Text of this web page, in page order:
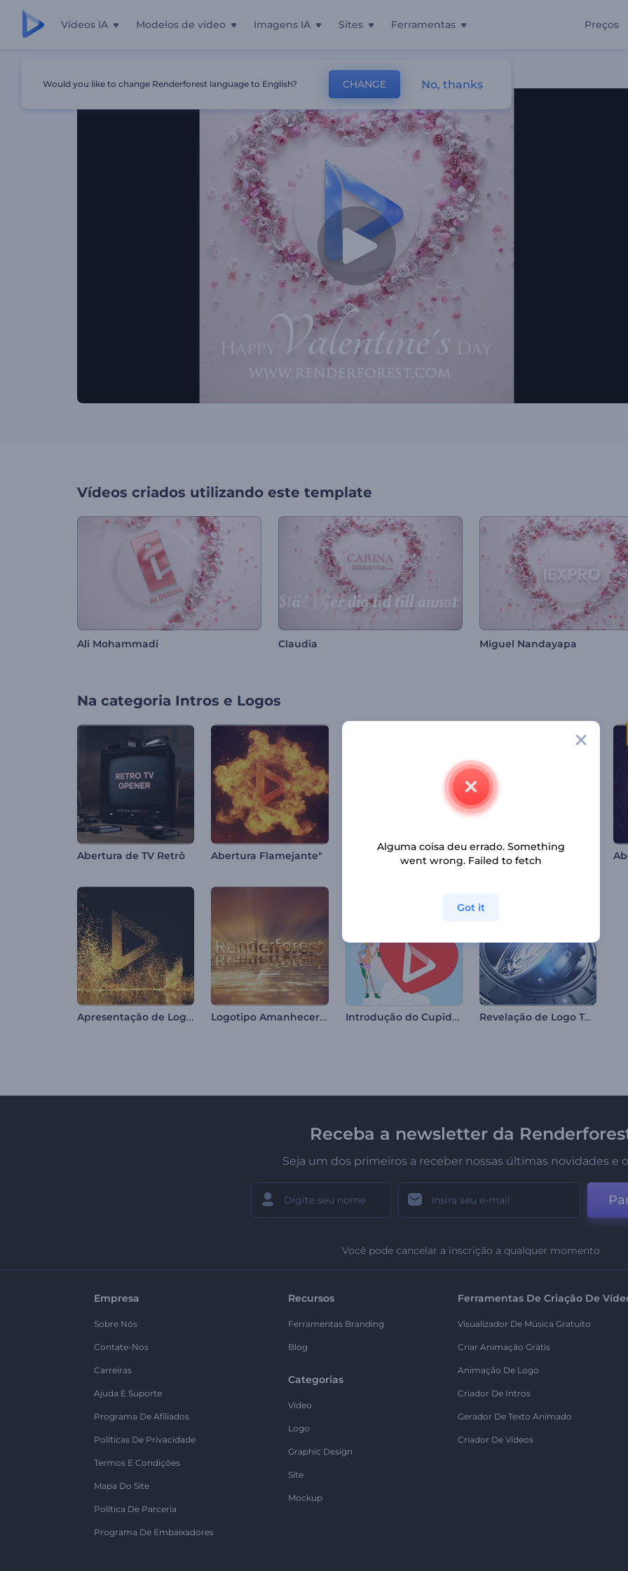
Vídeos IA Modelos de vídeo Imagens IA Sites Ferramentas Preços
Introdução Do Coração De Flores Do Dia Dos Namorados
Vídeos criados utilizando este template
Ali Mohammadi Claudia Miguel Nandayapa
Na categoria Intros e Logos
Abertura de TV Retrô Abertura Flamejante"
Apresentação de Logo - Rastros de Glitter Logotipo Amanhecer Encantador Introdução do Cupido para o Dia dos Namorados Revelação de Logo Tech em 3D
Receba a newsletter da
Seja um dos primeiros a receber nossas últimas novidades e
Você pode cancelar a inscrição a qualquer momento
Empresa
Sobre Nós
Contate-Nos
Carreiras
Ajuda E Suporte
Programa De Afiliados
Políticas De Privacidade
Termos E Condições
Mapa Do Site
Política De Parceria
Programa De Embaixadores
Recursos
Ferramentas Branding
Blog
Categorias
Vídeo
Logo
Graphic Design
Site
Mockup
Ferramentas De Criação De
Visualizador De Música Gratuito
Criar Animação Grátis
Animação De Logo
Criador De Intros
Gerador De Texto Animado
Criador De Vídeos
Would you like to change Renderforest language to English? CHANGE No, thanks
Alguma coisa deu errado. Something
went wrong. Failed to fetch
Got it